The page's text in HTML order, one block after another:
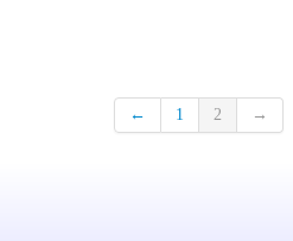
← 1 2 →